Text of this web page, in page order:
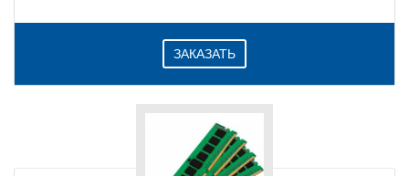
ЗАКАЗАТЬ